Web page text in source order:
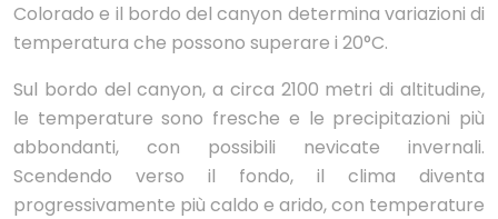
Colorado e il bordo del canyon determina variazioni di
temperatura che possono superare i 20°C.
Sul bordo del canyon, a circa 2100 metri di altitudine,
le temperature sono fresche e le precipitazioni più
abbondanti, con possibili nevicate invernali.
Scendendo verso il fondo, il clima diventa
progressivamente più caldo e arido, con temperature